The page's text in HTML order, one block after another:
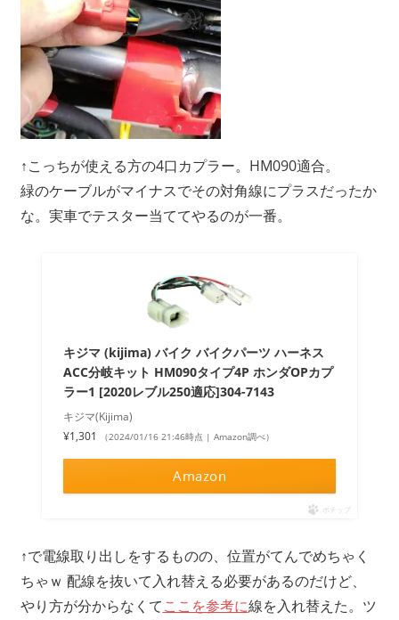
↑こっちが使える方の4口カプラー。HM090適合。
緑のケーブルがマイナスでその対角線にプラスだったか
な。実車でテスター当ててやるのが一番。
キジマ (kijima) バイク バイクパーツ ハーネス
ACC分岐キット HM090タイプ4P ホンダOPカプ
ラー1 [2020レブル250適応]304-7143
キジマ(Kijima)
¥1,301
（2024/01/16 21:46時点 | Amazon調べ）
Amazon
ポチップ
↑で電線取り出しをするものの、位置がてんでめちゃく
ちゃｗ 配線を抜いて入れ替える必要があるのだけど、
やり方が分からなくてここを参考に線を入れ替えた。ツ